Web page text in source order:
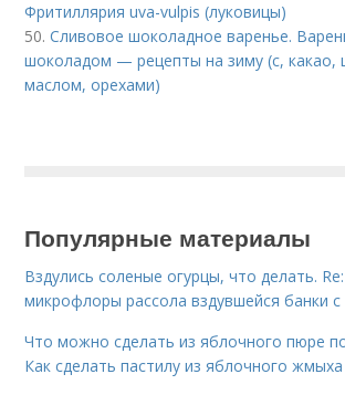
Фритиллярия uva-vulpis (луковицы)
50.Сливовое шоколадное варенье.
шоколадом — рецепты на зиму (с, какао,
маслом, орехами)
Популярные материалы
Вздулись соленые огурцы, что делать.
микрофлоры рассола вздувшейся банки с
Что можно сделать из яблочного пюре
Как сделать пастилу из яблочного жмыха